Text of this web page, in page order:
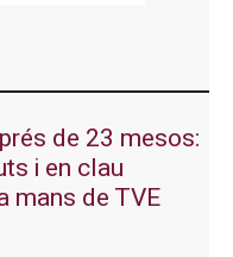
de 23 mesos:
i en clau
mans de TVE